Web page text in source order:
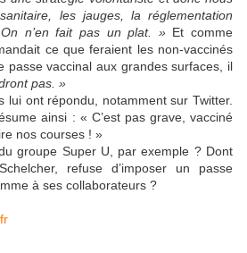
les jauges, la réglementation
n’en fait pas un plat. »Et comme
ce que feraient les non-vaccinés
passe vaccinal aux grandes surfaces, il
pas. »
lui ont répondu, notamment sur Twitter.
ainsi : « C’est pas grave, vacciné
nos courses ! »
groupe Super U, par exemple ? Dont
refuse d’imposer un passe
à ses collaborateurs ?